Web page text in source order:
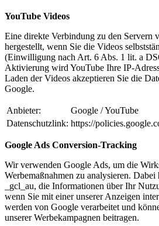
YouTube Videos
Eine direkte Verbindung zu den Servern
hergestellt, wenn Sie die Videos
(Einwilligung nach Art. 6 Abs. 1 lit. a
Aktivierung wird YouTube Ihre IP-
Laden der Videos akzeptieren Sie die
Google.
Anbieter:
Google / YouTube
Datenschutzlink: https://
Google Ads Conversion-Tracking
Wir verwenden Google Ads, um die
Werbemaßnahmen zu analysieren.
_gcl_au, die Informationen über Ihr
wenn Sie mit einer unserer Anzeigen
werden von Google verarbeitet und
unserer Werbekampagnen beitragen.